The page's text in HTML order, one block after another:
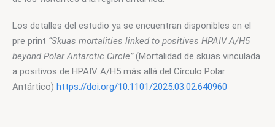
Los detalles del estudio ya se encuentran disponibles en el
pre print “Skuas mortalities linked to positives HPAIV A/H5
beyond Polar Antarctic Circle” (Mortalidad de skuas vinculada
a positivos de HPAIV A/H5 más allá del Círculo Polar
Antártico) https://doi.org/10.1101/2025.03.02.640960